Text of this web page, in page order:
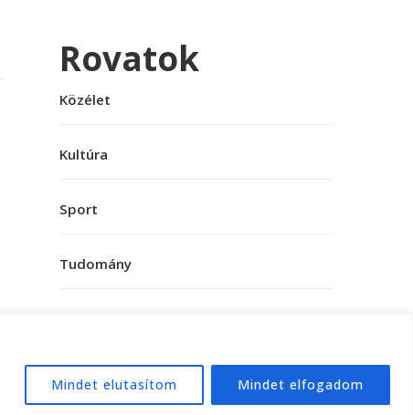
Mindet elutasítom Mindet elfogadom
Rovatok
Közélet
Kultúra
Sport
Tudomány
WordPress.